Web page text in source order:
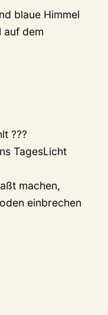
blaue Himmel
auf dem
???
TagesLicht
machen,
einbrechen